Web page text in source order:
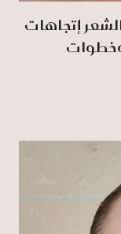
إتجاهات